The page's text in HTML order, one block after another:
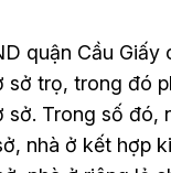
quận Cầu Giấy
sở trọ, trong đó
Trong số đó,
nhà ở kết hợp